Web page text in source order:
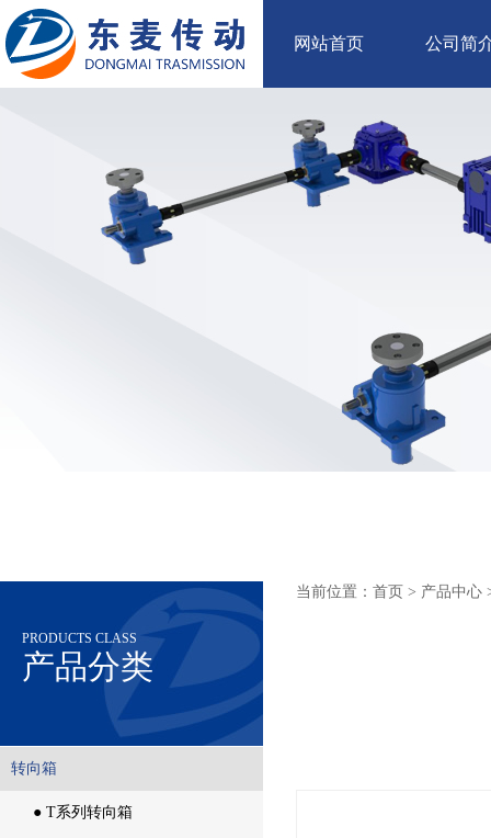
网站首页 公司简
PRODUCTS CLASS
产品分类
转向箱
转向箱
● T系列转向箱
当前位置：首页 > 产品中心